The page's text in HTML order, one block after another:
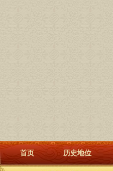
首页 历史地位